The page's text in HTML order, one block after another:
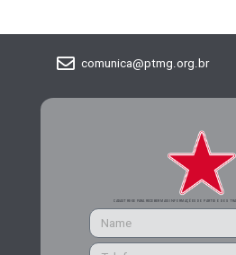
comunica@ptmg.org.br
CADASTRE-SE PARA RECEBER MAIS INFORMAÇÕES DO PARTIDO DOS